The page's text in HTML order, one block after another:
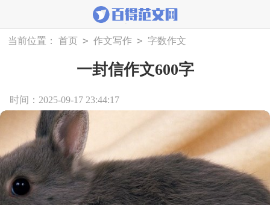
当前位置： 首页 > 作文写作 > 字数作文
一封信作文600字
时间：2025-09-17 23:44:17